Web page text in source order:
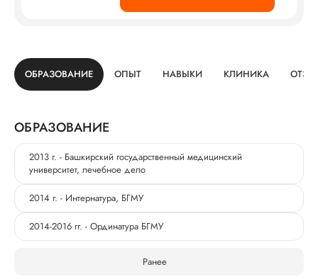
ОБРАЗОВАНИЕ ОПЫТ НАВЫКИ КЛИНИКА
ОБРАЗОВАНИЕ
2013 г. - Башкирский государственный медицинский
университет, лечебное дело
2014 г. - Интернатура, БГМУ
2014-2016 гг. - Ординатура БГМУ
Ранее